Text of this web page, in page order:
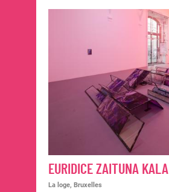
EURIDICE ZAITUNA KALA
La loge, Bruxelles